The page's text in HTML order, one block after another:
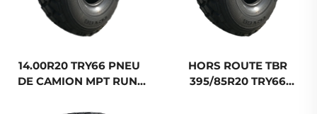
14.00R20 TRY66 PNEU
DE CAMION MPT RUN-
HORS ROUTE TBR
395/85R20 TRY66